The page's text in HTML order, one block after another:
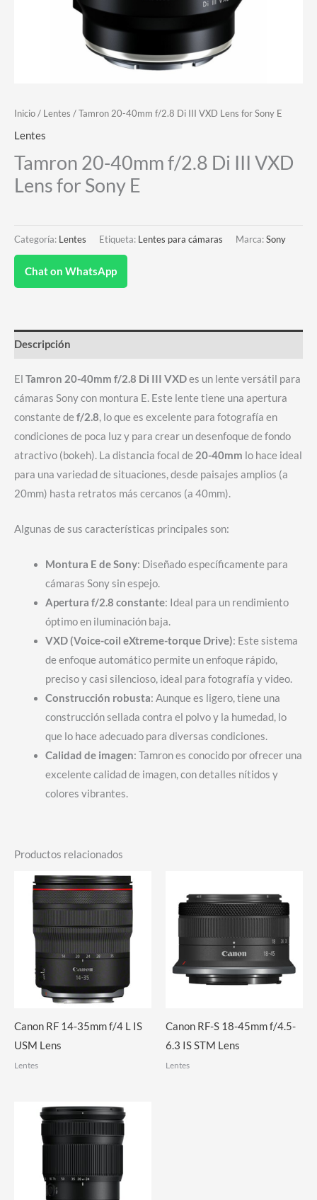
Inicio/ Lentes / Tamron 20-40mm f/2.8 Di III VXD Lens for Sony E
Lentes
Tamron 20-40mm f/2.8 Di III VXD
Lens for Sony E
Categoría: Lentes Etiqueta: Lentes para cámaras Marca:Sony
Chat on WhatsApp
Descripción
El Tamron 20-40mm f/2.8 Di III VXDes un lente versátil para
cámaras Sony con montura E. Este lente tiene una apertura
constante def/2.8, lo que es excelente para fotografía en
condiciones de poca luz y para crear un desenfoque de fondo
atractivo (bokeh). La distancia focal de 20-40mm lo hace ideal
para una variedad de situaciones, desde paisajes amplios (a
20mm) hasta retratos más cercanos (a 40mm).
Algunas de sus características principales son:
Montura E de Sony: Diseñado específicamente para
cámaras Sony sin espejo.
Apertura f/2.8 constante: Ideal para un rendimiento
óptimo en iluminación baja.
VXD (Voice-coil eXtreme-torque Drive): Este sistema
de enfoque automático permite un enfoque rápido,
preciso y casi silencioso, ideal para fotografía y video.
Construcción robusta: Aunque es ligero, tiene una
construcción sellada contra el polvo y la humedad, lo
que lo hace adecuado para diversas condiciones.
Calidad de imagen: Tamron es conocido por ofrecer una
excelente calidad de imagen, con detalles nítidos y
colores vibrantes.
Productos relacionados
Canon RF 14-35mm f/4 L IS
USM Lens
Lentes
Canon RF-S 18-45mm f/4.5-
6.3 IS STM Lens
Lentes